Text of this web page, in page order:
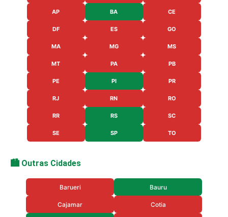
AP BA CE
DF ES GO
MA MG MS
MT PA PB
PE PI PR
RJ RN RO
RR RS SC
SE SP TO
🏙️ Outras Cidades
Barueri Bauru
Cajamar Cotia